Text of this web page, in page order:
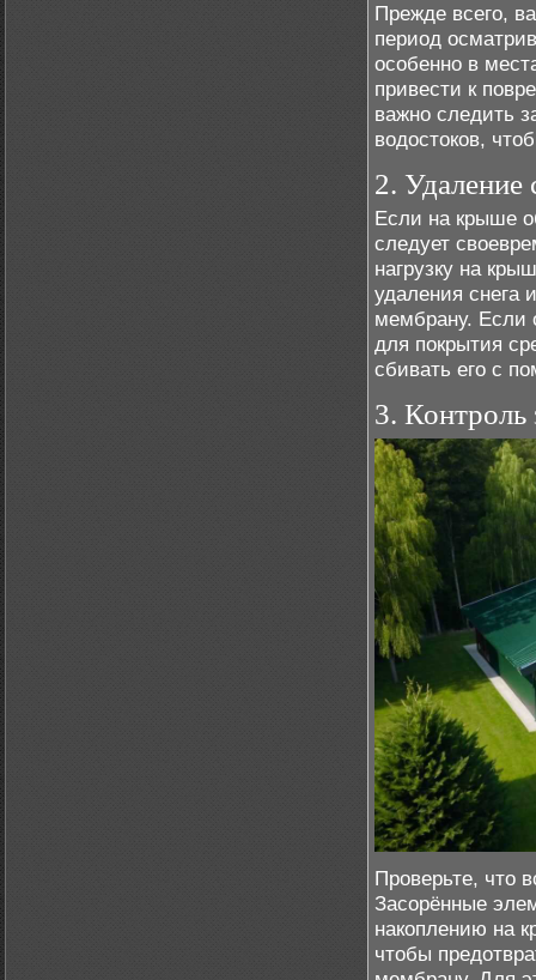
Прежде всего,
период
особенно в
привести к
важно следить
водостоков,
2. Удаление
Если на крыше
следует
нагрузку на
удаления снега
мембрану. Если
для покрытия
сбивать его с
3. Контроль
Проверьте, что
Засорённые
накоплению на
чтобы